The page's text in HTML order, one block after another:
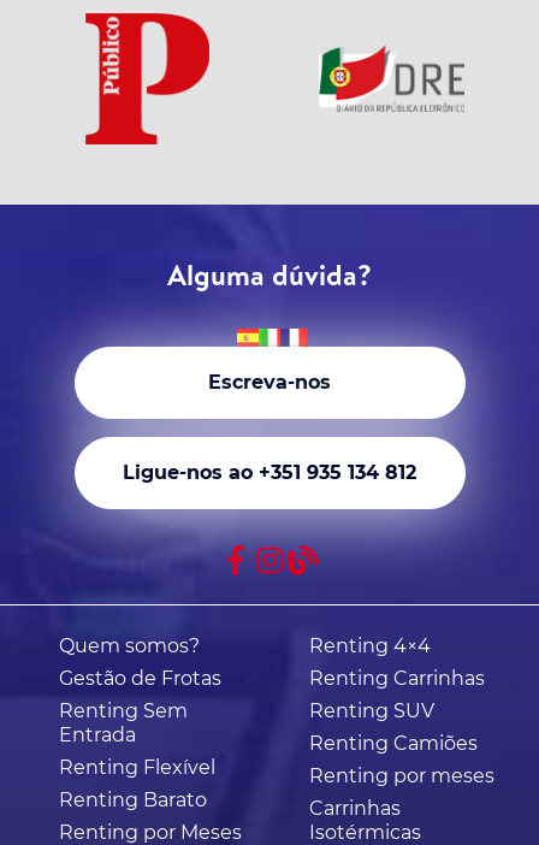
Alguma dúvida?
Escreva-nos
Ligue-nos ao +351 935 134 812
Quem somos?
Gestão de Frotas
Renting Sem
Entrada
Renting Flexível
Renting Barato
Renting por Meses
Renting 4×4
Renting Carrinhas
Renting SUV
Renting Camiões
Renting por meses
Carrinhas
Isotérmicas